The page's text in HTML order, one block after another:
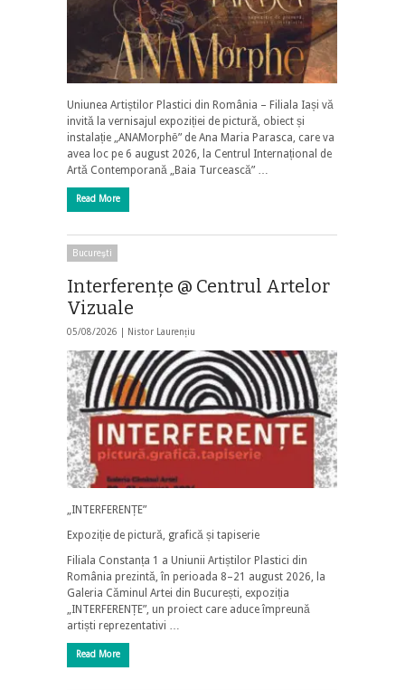
Uniunea Artiștilor Plastici din România – Filiala Iași vă
invită la vernisajul expoziției de pictură, obiect și
instalație „ANAMorphē” de Ana Maria Parasca, care va
avea loc pe 6 august 2026, la Centrul Internațional de
Artă Contemporană „Baia Turcească” …
Read More
Bucureşti
Interferențe @ Centrul Artelor
Vizuale
05/08/2026 | Nistor Laurențiu
„INTERFERENȚE”
Expoziție de pictură, grafică și tapiserie
Filiala Constanța 1 a Uniunii Artiștilor Plastici din
România prezintă, în perioada 8–21 august 2026, la
Galeria Căminul Artei din București, expoziția
„INTERFERENȚE”, un proiect care aduce împreună
artiști reprezentativi …
Read More